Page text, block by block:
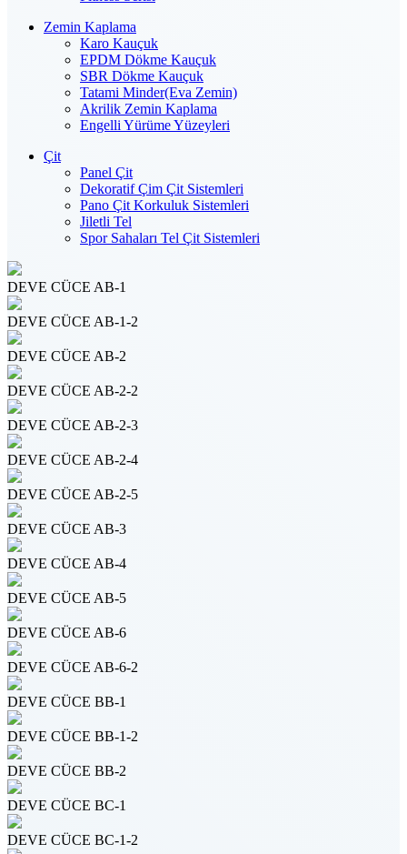
Zemin Kaplama
Karo Kauçuk
EPDM Dökme Kauçuk
SBR Dökme Kauçuk
Tatami Minder(Eva Zemin)
Akrilik Zemin Kaplama
Engelli Yürüme Yüzeyleri
Çit
Panel Çit
Dekoratif Çim Çit Sistemleri
Pano Çit Korkuluk Sistemleri
Jiletli Tel
Spor Sahaları Tel Çit Sistemleri
DEVE CÜCE AB-1
DEVE CÜCE AB-1-2
DEVE CÜCE AB-2
DEVE CÜCE AB-2-2
DEVE CÜCE AB-2-3
DEVE CÜCE AB-2-4
DEVE CÜCE AB-2-5
DEVE CÜCE AB-3
DEVE CÜCE AB-4
DEVE CÜCE AB-5
DEVE CÜCE AB-6
DEVE CÜCE AB-6-2
DEVE CÜCE BB-1
DEVE CÜCE BB-1-2
DEVE CÜCE BB-2
DEVE CÜCE BC-1
DEVE CÜCE BC-1-2